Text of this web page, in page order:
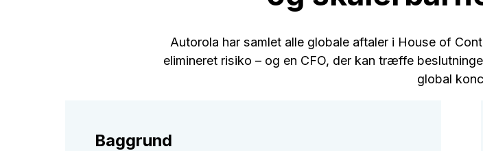
Autorola har samlet alle globale aftaler i House of
elimineret risiko – og en CFO, der kan træffe
global
Baggrund